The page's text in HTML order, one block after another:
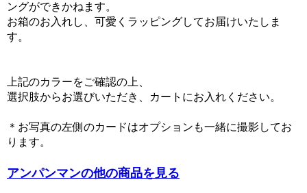
ングができかねます。
お箱のお入れし、可愛くラッピングしてお届けいたしま
す。
上記のカラーをご確認の上、
選択肢からお選びいただき、カートにお入れください。
＊お写真の左側のカードはオプションも一緒に撮影してお
ります。
アンパンマンの他の商品を見る